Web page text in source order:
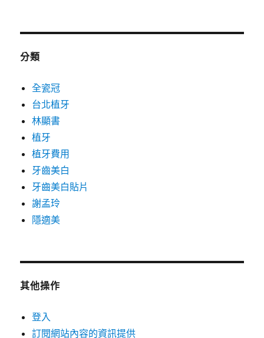
分類
全瓷冠
台北植牙
林顯書
植牙
植牙費用
牙齒美白
牙齒美白貼片
謝孟玲
隱適美
其他操作
登入
訂閱網站內容的資訊提供